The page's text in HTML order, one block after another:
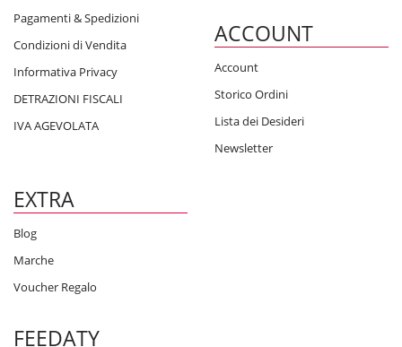
Pagamenti & Spedizioni
Condizioni di Vendita
Informativa Privacy
DETRAZIONI FISCALI
IVA AGEVOLATA
ACCOUNT
Account
Storico Ordini
Lista dei Desideri
Newsletter
EXTRA
Blog
Marche
Voucher Regalo
FEEDATY